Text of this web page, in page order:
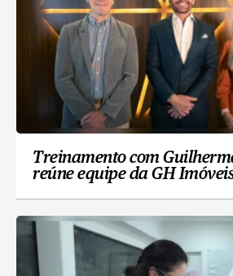
Treinamento com
reúne equipe da GH Imóveis